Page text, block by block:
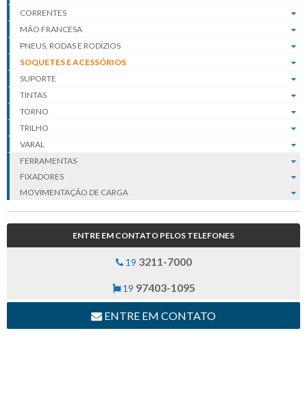
CORRENTES
MÃO FRANCESA
PNEUS, RODAS E RODÍZIOS
SOQUETES E ACESSÓRIOS
SUPORTE
TINTAS
TORNO
TRILHO
VARAL
FERRAMENTAS
FIXADORES
MOVIMENTAÇÃO DE CARGA
ENTRE EM CONTATO PELOS TELEFONES
19 3211-7000
19 97403-1095
ENTRE EM CONTATO